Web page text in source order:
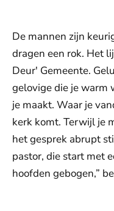
De mannen zijn
dragen een rok. Het
Deur' Gemeente.
gelovige die je warm
je maakt. Waar je
kerk komt. Terwijl je
het gesprek abrupt
pastor, die start met
hoofden gebogen,”